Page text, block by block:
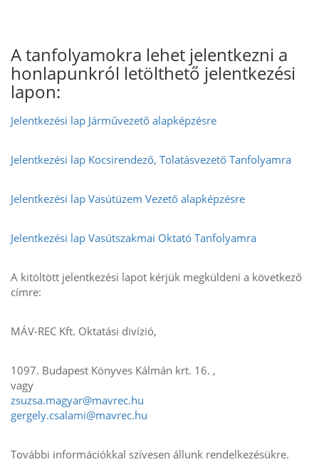
A tanfolyamokra lehet jelentkezni a
honlapunkról letölthető jelentkezési
lapon:
Jelentkezési lap Járművezető alapképzésre
Jelentkezési lap Kocsirendező, Tolatásvezető Tanfolyamra
Jelentkezési lap Vasútüzem Vezető alapképzésre
Jelentkezési lap Vasútszakmai Oktató Tanfolyamra
A kitöltött jelentkezési lapot kérjük megküldeni a következő
címre:
MÁV-REC Kft. Oktatási divízió,
1097. Budapest Könyves Kálmán krt. 16. ,
vagy
zsuzsa.magyar@mavrec.hu
gergely.csalami@mavrec.hu
További információkkal szívesen állunk rendelkezésükre.